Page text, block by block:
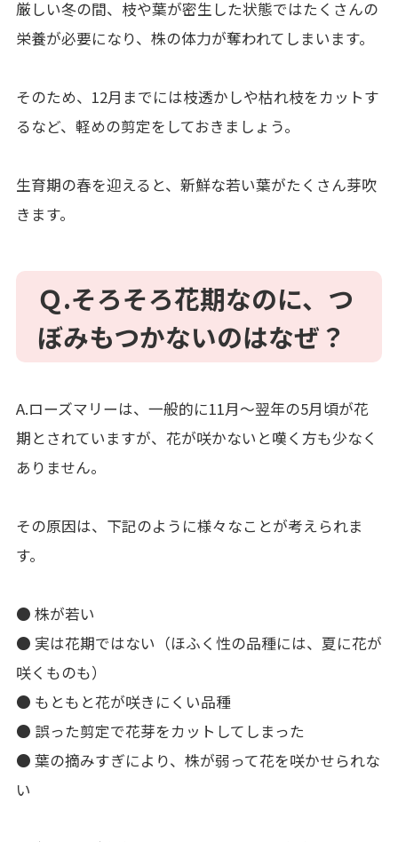
厳しい冬の間、枝や葉が密生した状態ではたくさんの
栄養が必要になり、株の体力が奪われてしまいます。
そのため、12月までには枝透かしや枯れ枝をカットす
るなど、軽めの剪定をしておきましょう。
生育期の春を迎えると、新鮮な若い葉がたくさん芽吹
きます。
Ｑ.そろそろ花期なのに、つ
ぼみもつかないのはなぜ？
A.ローズマリーは、一般的に11月〜翌年の5月頃が花
期とされていますが、花が咲かないと嘆く方も少なく
ありません。
その原因は、下記のように様々なことが考えられま
す。
● 株が若い
● 実は花期ではない（ほふく性の品種には、夏に花が
咲くものも）
● もともと花が咲きにくい品種
● 誤った剪定で花芽をカットしてしまった
● 葉の摘みすぎにより、株が弱って花を咲かせられな
い